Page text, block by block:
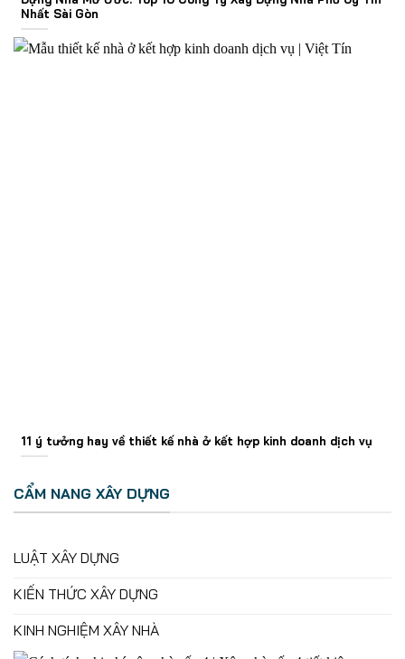
Nhất Sài Gòn
11 ý tưởng hay về thiết kế nhà ở kết hợp kinh doanh dịch vụ
CẨM NANG XÂY DỰNG
LUẬT XÂY DỰNG
KIẾN THỨC XÂY DỰNG
KINH NGHIỆM XÂY NHÀ